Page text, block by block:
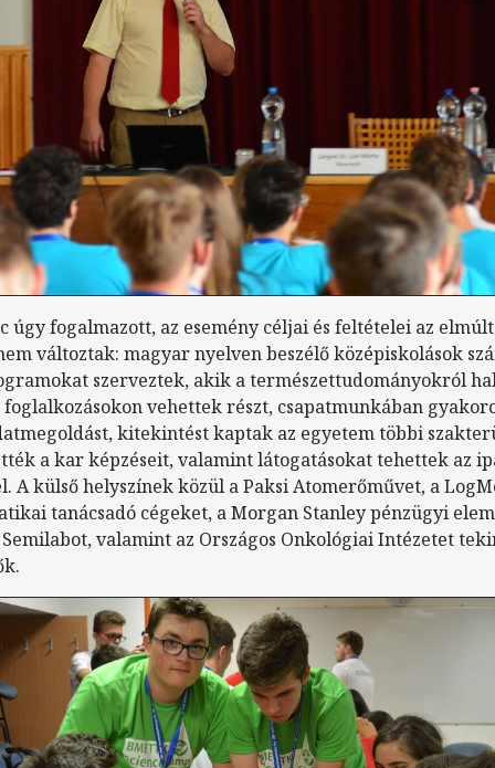
úgy fogalmazott, az esemény céljai és feltételei az
változtak: magyar nyelven beszélő középiskolások
szerveztek, akik a természettudományokról
foglalkozásokon vehettek részt, csapatmunkában
kitekintést kaptak az egyetem többi
a kar képzéseit, valamint látogatásokat tehettek az
A külső helyszínek közül a Paksi Atomerőművet, a
tanácsadó cégeket, a Morgan Stanley pénzügyi
valamint az Országos Onkológiai Intézetet